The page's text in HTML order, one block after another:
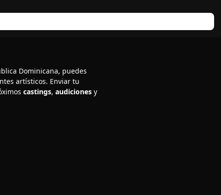
Dominicana, puedes
artísticos. Enviar tu
castings, audiciones y